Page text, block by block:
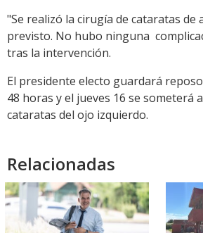
"Se realizó la cirugía de cataratas de
previsto. No hubo ninguna
tras la intervención.
El presidente electo guardará
48 horas y el jueves 16 se someterá
cataratas del ojo izquierdo.
Relacionadas